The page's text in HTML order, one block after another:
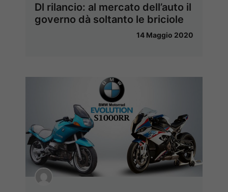
Dl rilancio: al mercato dell’auto il
governo dà soltanto le briciole
14 Maggio 2020